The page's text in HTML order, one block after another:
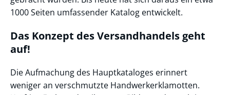
1000 Seiten umfassender Katalog entwickelt.
Das Konzept des Versandhandels geht
auf!
Die Aufmachung des Hauptkataloges erinnert
weniger an verschmutzte Handwerkerklamotten.